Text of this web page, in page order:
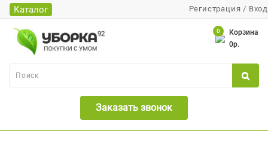
Регистрация / Вход
Заказать звонок
Корзина
0
0р.
Каталог
Каталог
Банки
Бумажная
Бритья